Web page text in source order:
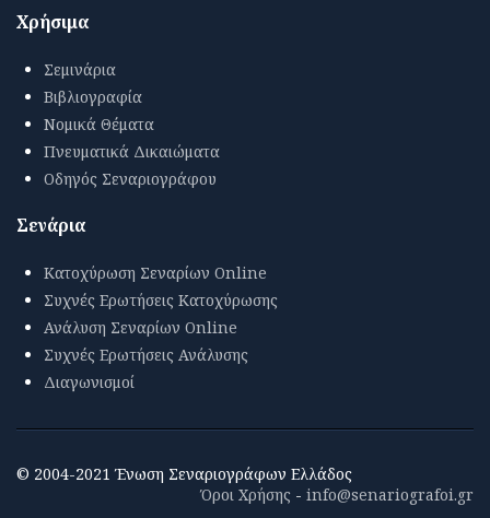
Χρήσιμα
Σεμινάρια
Βιβλιογραφία
Νομικά Θέματα
Πνευματικά Δικαιώματα
Οδηγός Σεναριογράφου
Σενάρια
Κατοχύρωση Σεναρίων Online
Συχνές Ερωτήσεις Κατοχύρωσης
Ανάλυση Σεναρίων Online
Συχνές Ερωτήσεις Ανάλυσης
Διαγωνισμοί
© 2004-2021 Ένωση Σεναριογράφων Ελλάδος
Όροι Χρήσης - info@senariografoi.gr